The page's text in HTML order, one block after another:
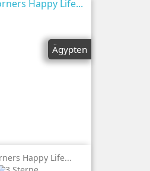
Ägypten
Happy Life...